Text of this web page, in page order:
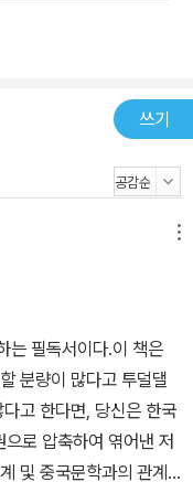
쓰기
는 필독서이다.이 책은
분량이 많다고 투덜댈
고 한다면, 당신은 한국
로 압축하여 엮어낸 저
및 중국문학과의 관계